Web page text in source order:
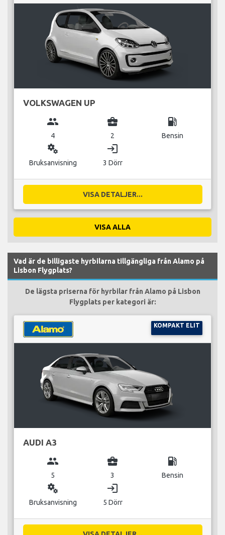
VOLKSWAGEN UP
group
4
business_center
2
local_gas_station
Bensin
miscellaneous_services
Bruksanvisning
login
3 Dörr
VISA DETALJER...
VISA ALLA
Vad är de billigaste hyrbilarna tillgängliga från Alamo på
Lisbon Flygplats?
De lägsta priserna för hyrbilar från Alamo på Lisbon
Flygplats per kategori är:
KOMPAKT ELIT
AUDI A3
group
5
business_center
3
local_gas_station
Bensin
miscellaneous_services
Bruksanvisning
login
5 Dörr